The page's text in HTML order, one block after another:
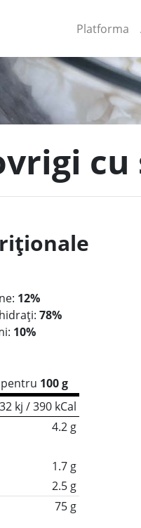
Platforma
cu
12%
78%
10%
100 g
kj / 390 kCal
4.2 g
1.7 g
2.5 g
75 g